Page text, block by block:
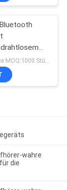
der fall-USD$5-6 /piece MOQ:1000 Stücke pro Einzelteile
wahre
die